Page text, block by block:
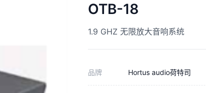
OTB-18
1.9 GHZ 无限放大音响系统
品牌 Hortus audio荷特司